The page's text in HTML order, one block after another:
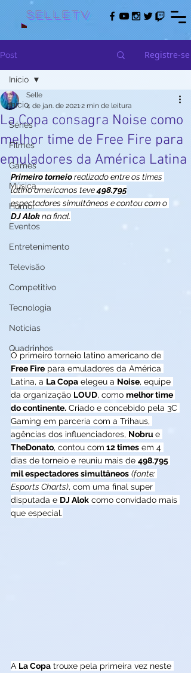
Selletv
Post Registre-se
Início
Séries
Filmes
Games
Música
Humor
Eventos
Entretenimento
Televisão
Competitivo
Tecnologia
Notícias
Quadrinhos
Início
La Copa consagra Noise como
melhor time de Free Fire para
emuladores da América Latina
Selle
4 de jan. de 20212 min de leitura
Primeiro torneio realizado entre os times
latino americanos teve 498.795
espectadores simultâneos e contou com o
DJ Alok na final.
O primeiro torneio latino americano de
Free Fire para emuladores da América
Latina, a La Copa elegeu a Noise, equipe
da organização LOUD, como melhor time
do continente. Criado e concebido pela 3C
Gaming em parceria com a Trihaus,
agências dos influenciadores, Nobru e
TheDonato, contou com 12 times em 4
dias de torneio e reuniu mais de 498.795
mil espectadores simultâneos (fonte:
Esports Charts), com uma final super
disputada e DJ Alok como convidado mais
que especial.
A La Copa trouxe pela primeira vez neste